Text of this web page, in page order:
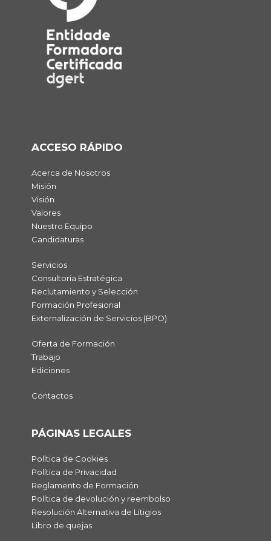
ACCESO RÁPIDO
Acerca de Nosotros
Misión
Visión
Valores
Nuestro Equipo
Candidaturas
Servicios
Consultoria Estratégica
Reclutamiento y Selección
Formación Profesional
Externalización de Servicios (BPO)
Oferta de Formación
Trabajo
Ediciones
Contactos
PÁGINAS LEGALES
Política de Cookies
Política de Privacidad
Reglamento de Formación
Política de devolución y reembolso
Resolución Alternativa de Litigios
Libro de quejas